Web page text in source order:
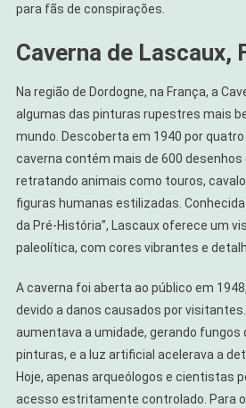
para fãs de conspirações.
Caverna de Lascaux,
Na região de Dordogne, na França, a
algumas das pinturas rupestres mais
mundo. Descoberta em 1940 por
caverna contém mais de 600 desenhos
retratando animais como touros,
figuras humanas estilizadas.
da Pré-História”, Lascaux oferece um
paleolítica, com cores vibrantes e
A caverna foi aberta ao público em
devido a danos causados por
aumentava a umidade, gerando fungos
pinturas, e a luz artificial acelerava a
Hoje, apenas arqueólogos e cientistas
acesso estritamente controlado. Para